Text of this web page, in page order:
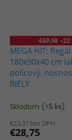
€37,10 –22
MEGA HIT: Regál
180x90x40 cm
policový,
BIELY
Skladom (>5 ks)
€23,37 bez DPH
€28,75